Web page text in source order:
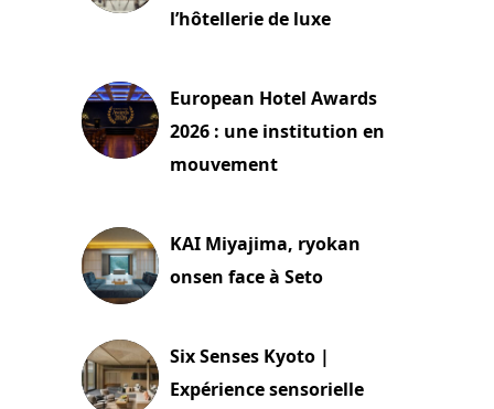
l’hôtellerie de luxe
European Hotel Awards
2026 : une institution en
mouvement
KAI Miyajima, ryokan
onsen face à Seto
Six Senses Kyoto |
Expérience sensorielle